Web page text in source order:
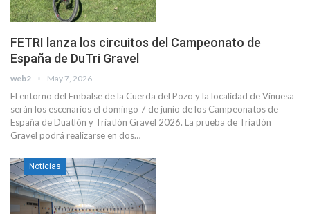
FETRI lanza los circuitos del Campeonato de
España de DuTri Gravel
web2 May 7, 2026
El entorno del Embalse de la Cuerda del Pozo y la localidad de Vinuesa
serán los escenarios el domingo 7 de junio de los Campeonatos de
España de Duatlón y Triatlón Gravel 2026. La prueba de Triatlón
Gravel podrá realizarse en dos…
Noticias